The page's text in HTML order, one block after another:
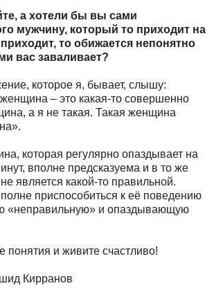
а хотели бы вы сами
мужчину, который то приходит на
то обижается непонятно
вас заваливает?
которое я, бывает, слышу:
– это какая-то совершенно
а я не такая. Такая женщина
которая регулярно опаздывает на
вполне предсказуема и в то же
является какой-то правильной.
приспособиться к её поведению
«неправильную» и опаздывающую
понятия и живите счастливо!
Кирранов